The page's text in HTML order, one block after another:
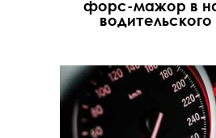
форс-мажор в